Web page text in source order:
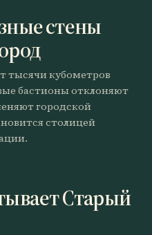
стены
тысячи кубометров
бастионы отклоняют
городской
столицей
Старый